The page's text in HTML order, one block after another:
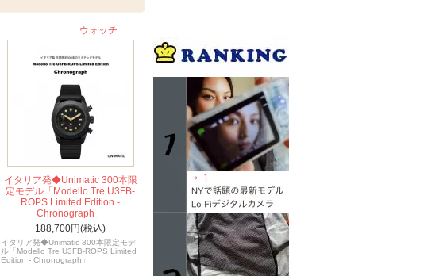
ウォッチ
イタリア発◆Unimatic 300本限
定モデル「Modello Tre U3FB-
ROPS Limited Edition -
Chronograph」
188,700円(税込)
イタリア発◆Unimatic 300本限定モデ
ル「Modello Tre U3FB-ROPS Limited
Edition - Chronograph」